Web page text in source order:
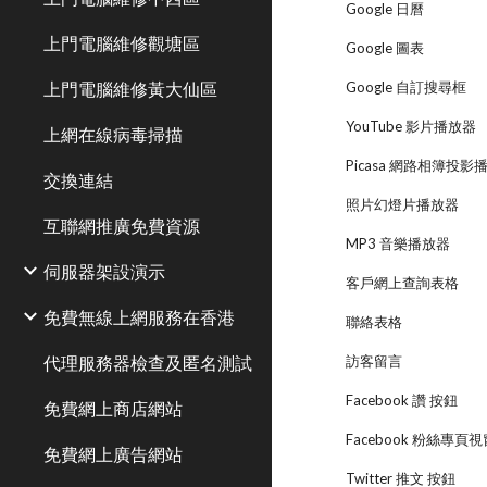
上門電腦維修觀塘區
上門電腦維修黃大仙區
上網在線病毒掃描
交換連結
互聯網推廣免費資源
伺服器架設演示
免費無線上網服務在香港
代理服務器檢查及匿名測試
免費網上商店網站
免費網上廣告網站
Google 日曆
Google 圖表
Google 自訂搜尋框
YouTube 影片播放器
Picasa 網路相簿投影
照片幻燈片播放器
MP3 音樂播放器
客戶網上查詢表格
聯絡表格
訪客留言
Facebook 讚 按鈕
Facebook 粉絲專頁視
Twitter 推文 按鈕